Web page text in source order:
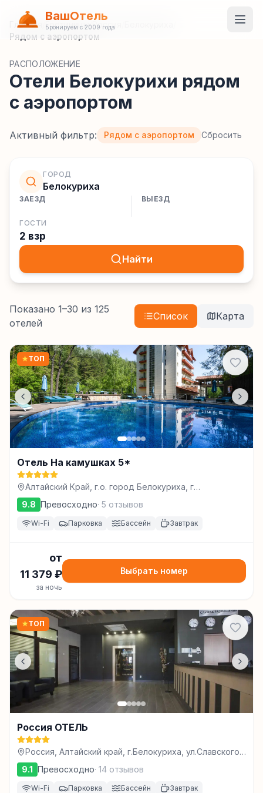
ВашОтель
Бронируем с 2009 года
Главная Гостиницы/Россия
Рядом с аэропортом
РАСПОЛОЖЕНИЕ
Отели Белокурихи рядом
с аэропортом
Активный фильтр: Рядом с аэропортом Сбросить
ГОРОД
Белокуриха
ЗАЕЗД ВЫЕЗД
ГОСТИ
2 взр
Найти
Показано 1–30 из 125
отелей
Список Карта
★ТОП
Отель На камушках 5*
Алтайский Край, г.о. город Белокуриха, г
Белокуриха, ул Славского, зд. 83, Белокуриха
9.8 Превосходно· 5 отзывов
Wi-Fi Парковка Бассейн Завтрак
от
11 379 ₽
за ночь
Выбрать номер
★ТОП
Россия ОТЕЛЬ
Россия, Алтайский край, г.Белокуриха, ул.Славского,
22, Белокуриха, Белокуриха
9.1 Превосходно· 14 отзывов
Wi-Fi Парковка Бассейн Завтрак